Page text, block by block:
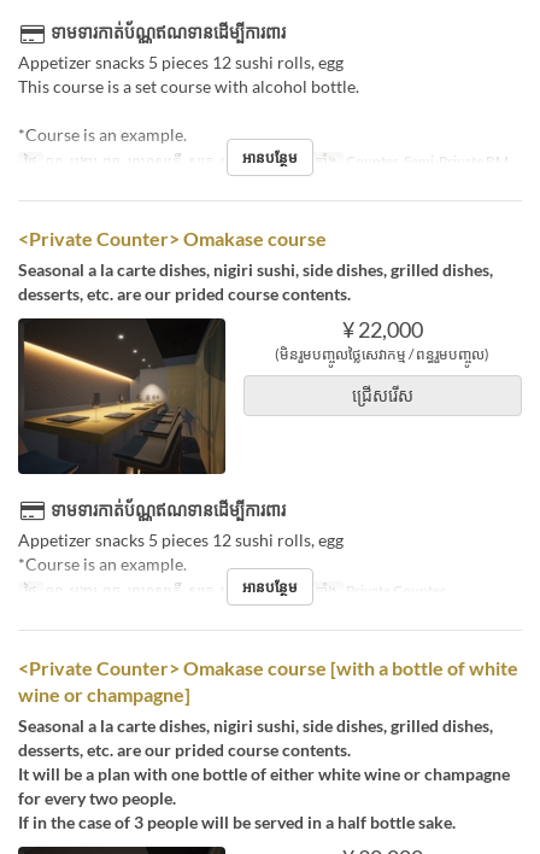
ទាមទារកាត់ប័ណ្ណឥណទានដើម្បីការពារ
Appetizer snacks 5 pieces 12 sushi rolls, egg
This course is a set course with alcohol bottle.
*Course is an example.
ថ្ងៃ ចន្ទ, អង្គារ, ពុធ, ព្រហស្បតិ៍, សុក្រ, សៅរ៍ ប្រភេទកន្រ្ត័តាំង Counter, Semi-Private RM
អានបន្ថែម
<Private Counter> Omakase course
Seasonal a la carte dishes, nigiri sushi, side dishes, grilled dishes,
desserts, etc. are our prided course contents.
¥ 22,000
(មិនរួមបញ្ចូលថ្លៃសេវាកម្ម / ពន្ធរួមបញ្ចូល)
ជ្រើសរើស
ទាមទារកាត់ប័ណ្ណឥណទានដើម្បីការពារ
Appetizer snacks 5 pieces 12 sushi rolls, egg
*Course is an example.
ថ្ងៃ ចន្ទ, អង្គារ, ពុធ, ព្រហស្បតិ៍, សុក្រ, សៅរ៍ ប្រភេទកន្រ្ត័តាំង Private Counter
អានបន្ថែម
<Private Counter> Omakase course [with a bottle of white
wine or champagne]
Seasonal a la carte dishes, nigiri sushi, side dishes, grilled dishes,
desserts, etc. are our prided course contents.
It will be a plan with one bottle of either white wine or champagne
for every two people.
If in the case of 3 people will be served in a half bottle sake.